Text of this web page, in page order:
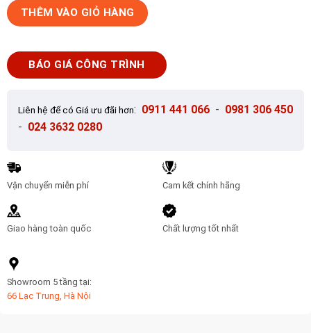
Gạch
lát
Tây
Ban
lượng
THÊM VÀO GIỎ HÀNG
BÁO GIÁ CÔNG TRÌNH
Liên hệ để có Giá ưu đãi hơn: 0911 441 066 - 0981 306 450
- 024 3632 0280
Vận chuyển miễn phí
Giao hàng toàn quốc
Cam kết chính hãng
Chất lượng tốt nhất
Showroom 5 tầng tại:
66 Lạc Trung, Hà Nội